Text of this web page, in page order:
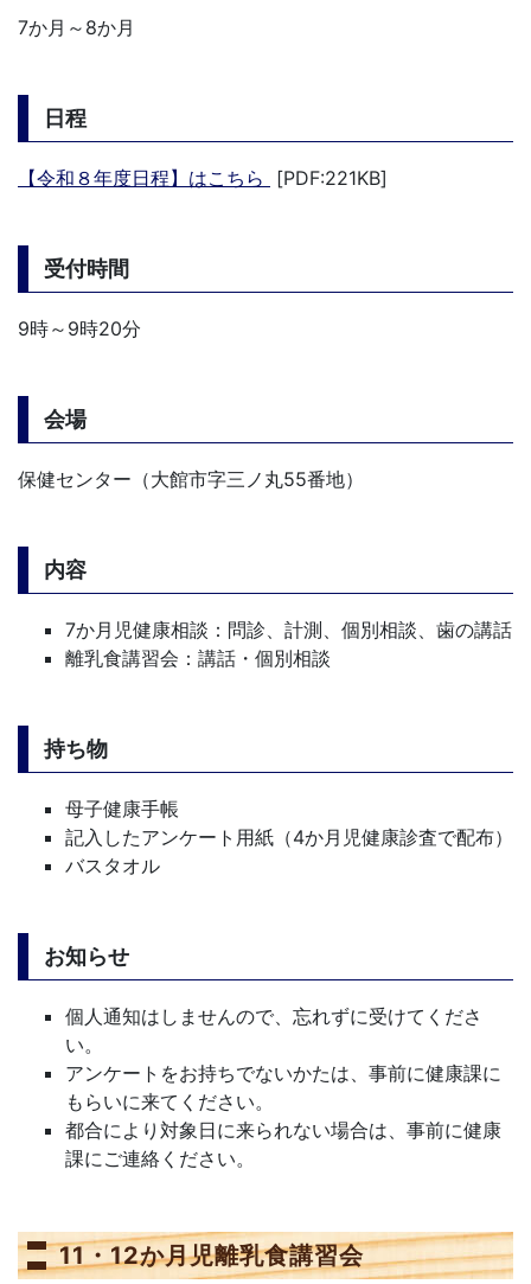
7か月～8か月
日程
【令和８年度日程】はこちら [PDF:221KB]
受付時間
9時～9時20分
会場
保健センター（大館市字三ノ丸55番地）
内容
7か月児健康相談：問診、計測、個別相談、歯の講話
離乳食講習会：講話・個別相談
持ち物
母子健康手帳
記入したアンケート用紙（4か月児健康診査で配布）
バスタオル
お知らせ
個人通知はしませんので、忘れずに受けてくださ
い。
アンケートをお持ちでないかたは、事前に健康課に
もらいに来てください。
都合により対象日に来られない場合は、事前に健康
課にご連絡ください。
11・12か月児離乳食講習会